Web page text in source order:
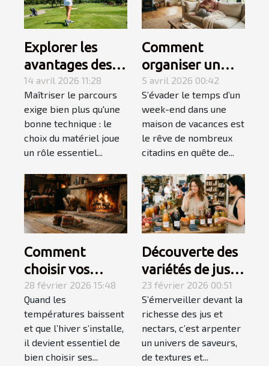
Explorer les
avantages des
équipements de
golf spécialisés
pour gauchers
14 avril 2026 11:28
Maîtriser le parcours
exige bien plus qu'une
bonne technique : le
choix du matériel joue
un rôle essentiel...
Comment
organiser un
week-end
détente réussi
en maison de
vacances ?
5 avril 2026 00:42
S’évader le temps d’un
week-end dans une
maison de vacances est
le rêve de nombreux
citadins en quête de...
Comment
choisir vos
chaussons pour
un hiver douillet
et chaud ?
28 février 2026 15:48
Quand les
températures baissent
et que l’hiver s’installe,
il devient essentiel de
bien choisir ses...
Découverte des
variétés de jus
et nectars pour
des palais
exigeants
23 février 2026 00:51
S’émerveiller devant la
richesse des jus et
nectars, c’est arpenter
un univers de saveurs,
de textures et...